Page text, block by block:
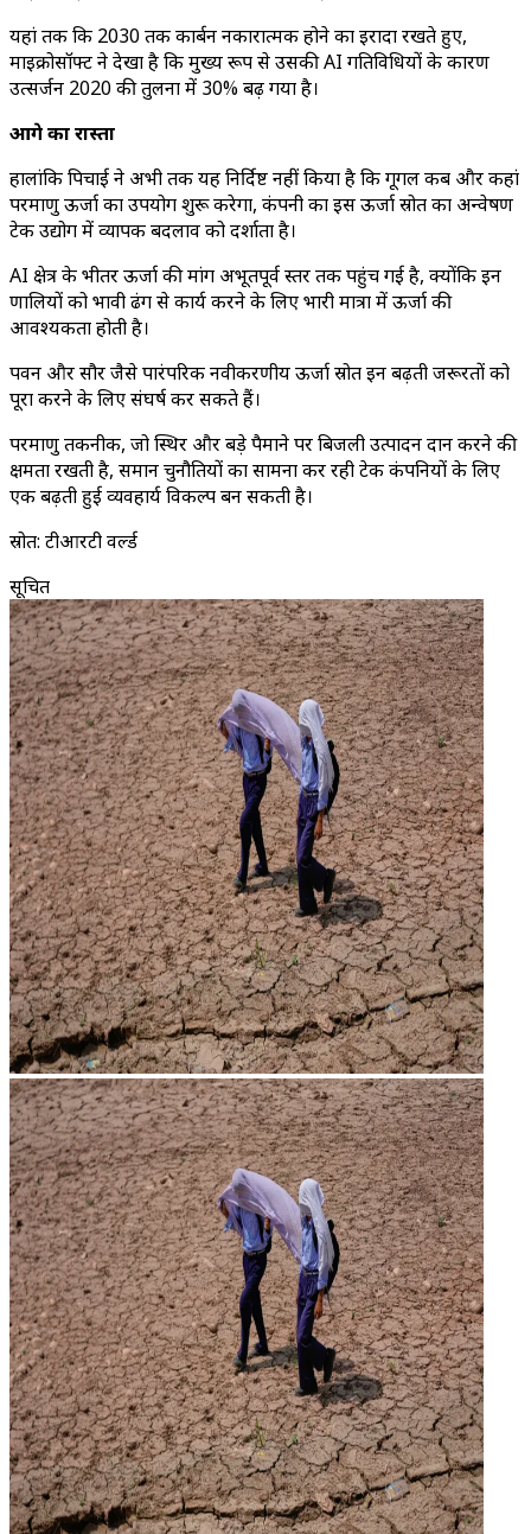
यहां तक कि 2030 तक कार्बन नकारात्मक होने का इरादा रखते हुए,
माइक्रोसॉफ्ट ने देखा है कि मुख्य रूप से उसकी AI गतिविधियों के कारण
उत्सर्जन 2020 की तुलना में 30% बढ़ गया है।
आगे का रास्ता
हालांकि पिचाई ने अभी तक यह निर्दिष्ट नहीं किया है कि गूगल कब और कहां
परमाणु ऊर्जा का उपयोग शुरू करेगा, कंपनी का इस ऊर्जा स्रोत का अन्वेषण
टेक उद्योग में व्यापक बदलाव को दर्शाता है।
AI क्षेत्र के भीतर ऊर्जा की मांग अभूतपूर्व स्तर तक पहुंच गई है, क्योंकि इन
प्रणालियों को प्रभावी ढंग से कार्य करने के लिए भारी मात्रा में ऊर्जा की
आवश्यकता होती है।
पवन और सौर जैसे पारंपरिक नवीकरणीय ऊर्जा स्रोत इन बढ़ती जरूरतों को
पूरा करने के लिए संघर्ष कर सकते हैं।
परमाणु तकनीक, जो स्थिर और बड़े पैमाने पर बिजली उत्पादन प्रदान करने की
क्षमता रखती है, समान चुनौतियों का सामना कर रही टेक कंपनियों के लिए
एक बढ़ती हुई व्यवहार्य विकल्प बन सकती है।
स्रोत: टीआरटी वर्ल्ड
सूचित